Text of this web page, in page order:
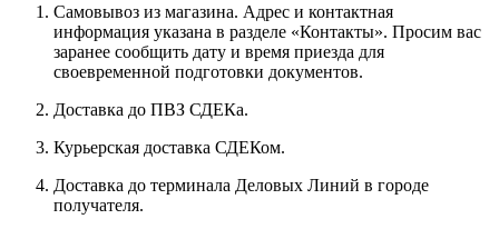
Самовывоз из магазина. Адрес и контактная
информация указана в разделе «Контакты». Просим вас
заранее сообщить дату и время приезда для
своевременной подготовки документов.
Доставка до ПВЗ СДЕКа.
Курьерская доставка СДЕКом.
Доставка до терминала Деловых Линий в городе
получателя.